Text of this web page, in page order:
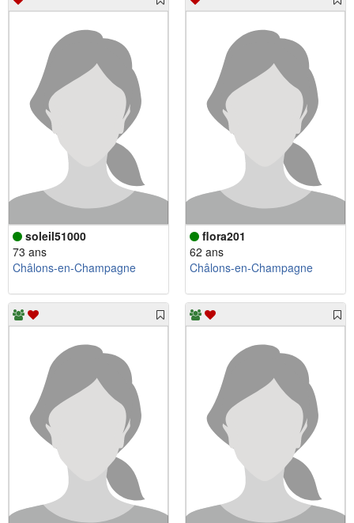
soleil51000
73 ans
Châlons-en-Champagne
flora201
62 ans
Châlons-en-Champagne